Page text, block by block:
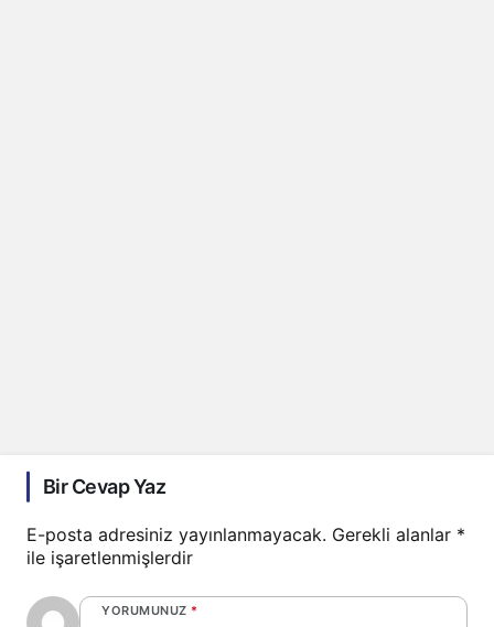
Bir Cevap Yaz
E-posta adresiniz yayınlanmayacak. Gerekli alanlar *
ile işaretlenmişlerdir
YORUMUNUZ *